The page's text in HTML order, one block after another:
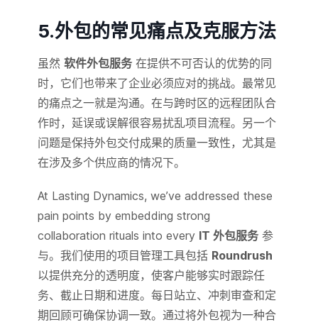
5.外包的常见痛点及克服方法
虽然 软件外包服务在提供不可否认的优势的同
时，它们也带来了企业必须应对的挑战。最常见
的痛点之一就是沟通。在与跨时区的远程团队合
作时，延误或误解很容易扰乱项目流程。另一个
问题是保持外包交付成果的质量一致性，尤其是
在涉及多个供应商的情况下。
At Lasting Dynamics, we’ve addressed these
pain points by embedding strong
collaboration rituals into every IT 外包服务参
与。我们使用的项目管理工具包括 Roundrush
以提供充分的透明度，使客户能够实时跟踪任
务、截止日期和进度。每日站立、冲刺审查和定
期回顾可确保协调一致。通过将外包视为一种合